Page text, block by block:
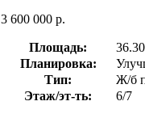
3 600 000 р.
Площадь:
Планировка:
Тип:
Ж/б
Этаж/эт-ть:
6/7